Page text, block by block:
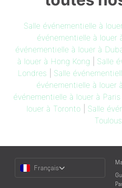
Salle événementielle à
événementielle à louer
événementielle à louer à
à louer à Hong Kong
Salle
Londres
Salle
événementielle à louer
événementielle à louer à Paris
louer à Toronto
Salle
Language
Français